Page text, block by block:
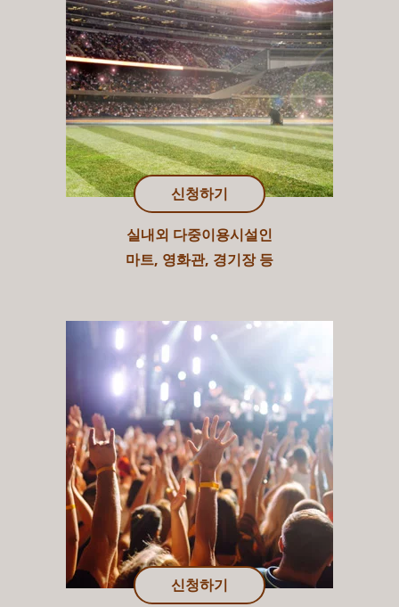
신청하기
실내외 다중이용시설인
마트, 영화관, 경기장 등
신청하기